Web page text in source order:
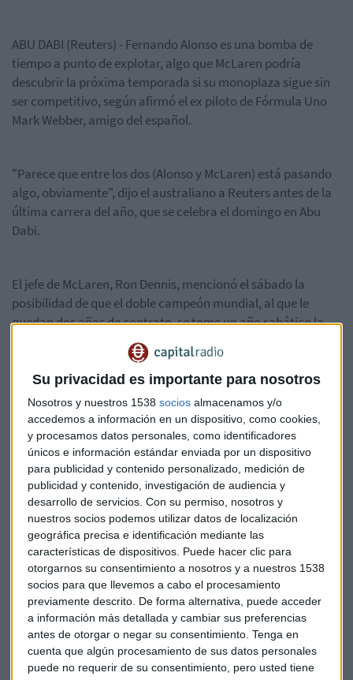
Su privacidad es importante para nosotros
Nosotros y nuestros 1538 socios almacenamos y/o
accedemos a información en un dispositivo, como cookies,
y procesamos datos personales, como identificadores
únicos e información estándar enviada por un dispositivo
para publicidad y contenido personalizado, medición de
publicidad y contenido, investigación de audiencia y
desarrollo de servicios. Con su permiso, nosotros y
nuestros socios podemos utilizar datos de localización
geográfica precisa e identificación mediante las
características de dispositivos. Puede hacer clic para
otorgarnos su consentimiento a nosotros y a nuestros 1538
socios para que llevemos a cabo el procesamiento
previamente descrito. De forma alternativa, puede acceder
a información más detallada y cambiar sus preferencias
antes de otorgar o negar su consentimiento. Tenga en
cuenta que algún procesamiento de sus datos personales
puede no requerir de su consentimiento, pero usted tiene
ABU DABI (Reuters) - Fernando Alonso es una bomba de
tiempo a punto de explotar, algo que McLaren podría
descubrir la próxima temporada si su monoplaza sigue sin
ser competitivo, según afirmó el ex piloto de Fórmula Uno
Mark Webber, amigo del español.
"Parece que entre los dos (Alonso y McLaren) está pasando
algo, obviamente", dijo el australiano a Reuters antes de la
última carrera del año, que se celebra el domingo en Abu
Dabi.
El jefe de McLaren, Ron Dennis, mencionó el sábado la
posibilidad de que el doble campeón mundial, al que le
quedan dos años de contrato, se tome un año sabático la
próxima temporada para no sufrir un año tan malo como
Alonso, que dejó claro cómo se siente a lo largo de la peor
temporada de la historia de McLaren, respondió que su
deseo es competir en 2016, aunque no mostró un
compromiso al cien por cien.
Webber, campeón del mundo de resistencia con Porsche en
la actualidad, dijo el sábado a la BBC que el español es "una
bomba de tiempo haciendo tictac", opinión que confirmó un
día después.
"Lo es", comentó el ex piloto de Red Bull. "Es su estilo, lo
hemos visto. Por eso le queremos. Nunca sabes qué será lo
siguiente".